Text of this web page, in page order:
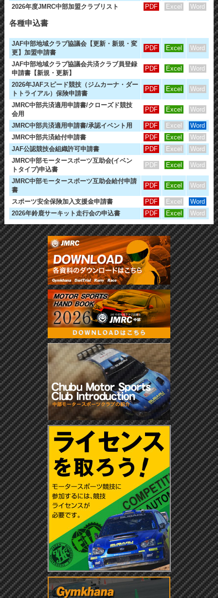
2026年度JMRC中部加盟クラブリスト
PDF Excel Word
各種申込書
JAF中部地域クラブ協議会【更新・新規・変
更】加盟申請書
PDF Excel Word
JAF中部地域クラブ協議会共済クラブ員登録
申請書【新規・更新】
PDF Excel Word
2026年JAFスピード競技（ジムカーナ・ダー
トトライアル）保険申請書
PDF Excel Word
JMRC中部共済適用申請書/クローズド競技
会用
PDF Excel Word
JMRC中部共済適用申請書/承認イベント用 PDF Excel
Word
JMRC中部共済給付申請書
PDF Excel
Word
JAF公認競技会組織許可申請書
PDF Excel
Word
JMRC中部モータースポーツ互助会(イベン
トタイプ)申込書
PDF Excel Word
JMRC中部モータースポーツ互助会給付申請
書
PDF Excel Word
スポーツ安全保険加入支援金申請書 PDF Excel
Word
2026年鈴鹿サーキット走行会の申込書
PDF Excel Word